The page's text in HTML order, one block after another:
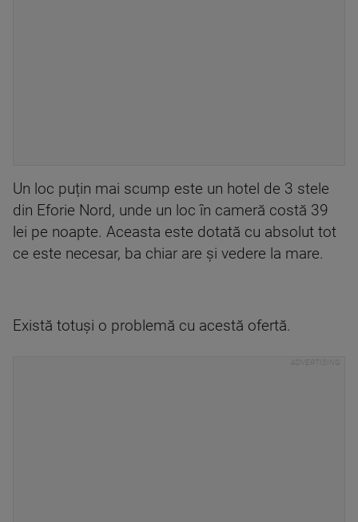
Un loc puțin mai scump este un hotel de 3 stele
din Eforie Nord, unde un loc în cameră costă 39
lei pe noapte. Aceasta este dotată cu absolut tot
ce este necesar, ba chiar are și vedere la mare.
Există totuși o problemă cu acestă ofertă.